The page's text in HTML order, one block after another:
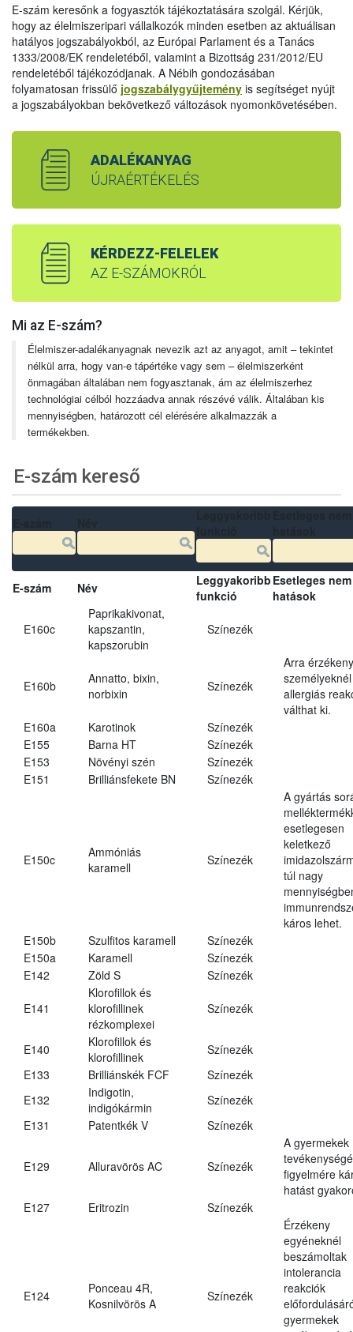
E-szám keresőnk a fogyasztók tájékoztatására szolgál. Kérjük,
hogy az élelmiszeripari vállalkozók minden esetben az aktuálisan
hatályos jogszabályokból, az Európai Parlament és a Tanács
1333/2008/EK rendeletéből, valamint a Bizottság 231/2012/EU
rendeletéből tájékozódjanak. A Nébih gondozásában
folyamatosan frissülő jogszabálygyűjtemény is segítséget nyújt
a jogszabályokban bekövetkező változások nyomonkövetésében.
ADALÉKANYAG
ÚJRAÉRTÉKELÉS
KÉRDEZZ-FELELEK
AZ E-SZÁMOKRÓL
Mi az E-szám?
Élelmiszer-adalékanyagnak nevezik azt az anyagot, amit – tekintet
nélkül arra, hogy van-e tápértéke vagy sem – élelmiszerként
önmagában általában nem fogyasztanak, ám az élelmiszerhez
technológiai célból hozzáadva annak részévé válik. Általában kis
mennyiségben, határozott cél elérésére alkalmazzák a
termékekben.
E-szám kereső
E-szám Név
Leggyakoribb
funkció
Esetleges
hatások
E160c
Paprikakivonat,
kapszantin,
kapszorubin
Színezék
E160b
Annatto, bixin,
norbixin
Színezék
Arra érzékeny
személyeknél
allergiás
válthat ki.
E160a
Karotinok
Színezék
E155
Barna HT
Színezék
E153
Növényi szén
Színezék
E151
Brilliánsfekete BN Színezék
E150c
Ammóniás
karamell
Színezék
A gyártás
esetlegesen
keletkező
túl nagy
káros lehet.
E150b
Szulfitos karamell
Színezék
E150a
Karamell
Színezék
E142
Zöld S Színezék
E141
Klorofillok és
klorofillinek
rézkomplexei
Színezék
E140
Klorofillok és
klorofillinek
Színezék
E133
Brilliánskék FCF
Színezék
E132
Indigotin,
indigókármin
Színezék
E131
Patentkék V Színezék
E129 Alluravörös AC Színezék
A gyermekek
figyelmére
hatást
E127
Eritrozin Színezék
E124
Ponceau 4R,
Kosnilvörös A
Színezék
Érzékeny
egyéneknél
beszámoltak
intolerancia
reakciók
gyermekek